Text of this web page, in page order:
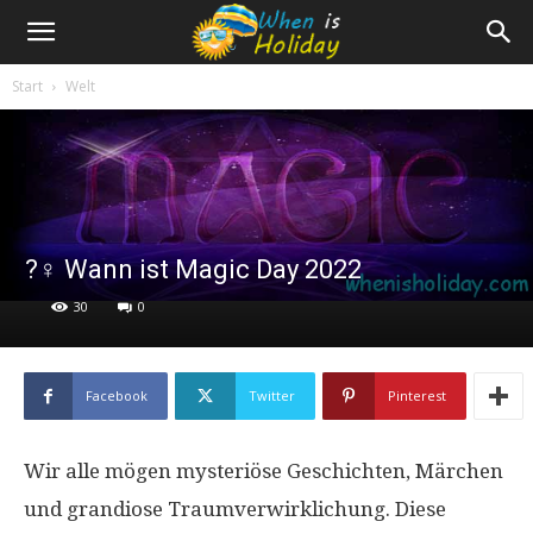
Start Welt
?‍♀️ Wann ist Magic Day 2022
30 0
Facebook Twitter Pinterest
Wir alle mögen mysteriöse Geschichten, Märchen
und grandiose Traumverwirklichung. Diese